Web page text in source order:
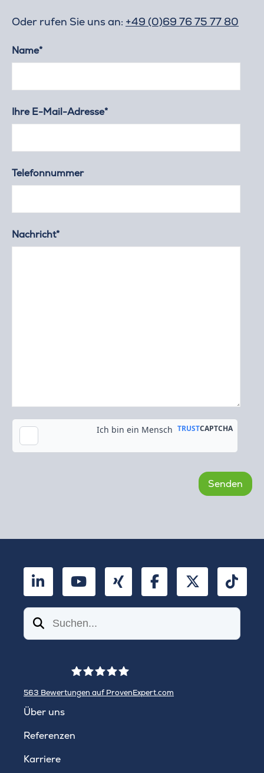
Oder rufen Sie uns an: +49 (0)69 76 75 77 80
Name*
Ihre E-Mail-Adresse*
Telefonnummer
Nachricht*
Kopie an meine E-Mail-Adresse senden
LinkedInYouTubeXing FacebookTwitter
Suchen
563 Bewertungen auf ProvenExpert.com
Über uns
Referenzen
Karriere